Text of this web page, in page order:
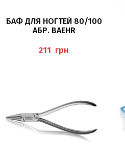
В КОРЗИНУ
БАФ ДЛЯ НОГТЕЙ 80/100
АБР. BAEHR
грн